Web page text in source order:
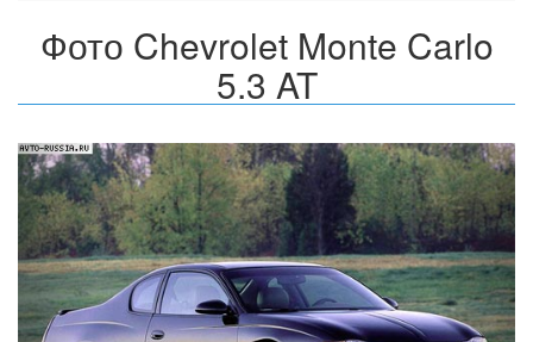
Фото Chevrolet Monte Carlo
5.3 AT
Назад